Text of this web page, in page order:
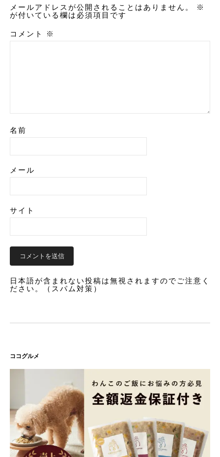
メールアドレスが公開されることはありません。
※
が付いている欄は必須項目です
コメント ※
名前
メール
サイト
日本語が含まれない投稿は無視されますのでご注意く
ださい。（スパム対策）
ココグルメ